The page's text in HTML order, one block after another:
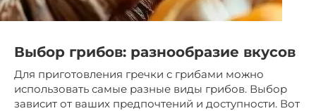
Выбор грибов: разнообразие вкусов
Для приготовления гречки с грибами можно
использовать самые разные виды грибов. Выбор
зависит от ваших предпочтений и доступности. Вот